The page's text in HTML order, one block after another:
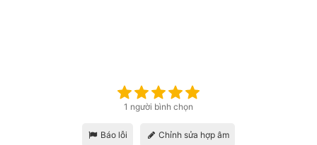
1 người bình chọn
Báo lỗi Chỉnh sửa hợp âm